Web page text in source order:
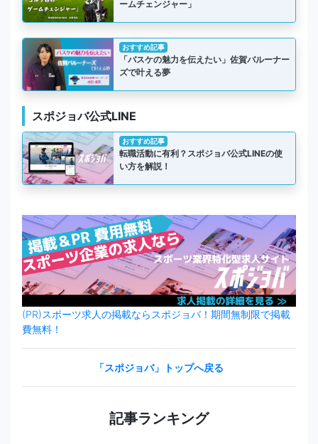
ームチェンジャー」
おすすめ記事
「バスケの魅力を伝えたい」佐賀バルーナー
ズで叶える夢
スポジョバ公式LINE
おすすめ記事
転職活動に有利？スポジョバ公式LINEの使
い方を解説！
(PR)スポーツ求人の掲載ならスポジョバ！期間無制限で掲載
費無料！
「スポジョバ」トップへ戻る
記事ランキング